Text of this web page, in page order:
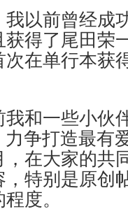
以前曾经成
得了尾田荣
在单行本获
和一些小伙
力争打造最有
在大家的共
特别是原创
度。